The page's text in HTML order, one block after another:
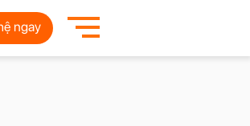
ngay